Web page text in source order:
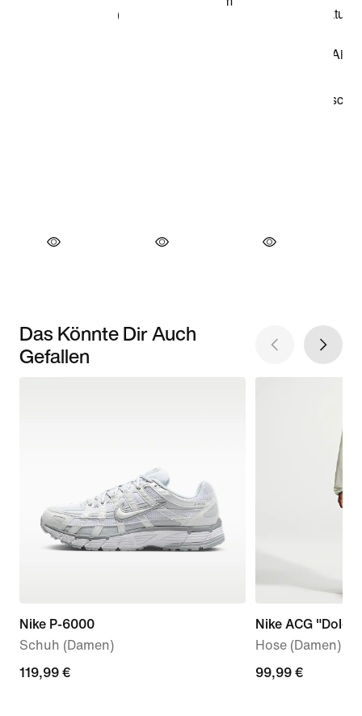
Das Könnte Dir Auch
Gefallen
Nike P-6000
Schuh (Damen)
119,99 €
119,99 €
Nike ACG
Hose (Damen)
99,99 €
99,99 €